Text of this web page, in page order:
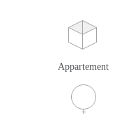
Appartement